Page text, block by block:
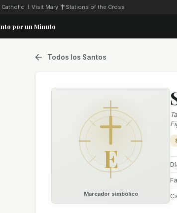
Catholic Visit Mary Stations of the Cross
por un Minuto
Todos los Santos
E
Marcador simbólico